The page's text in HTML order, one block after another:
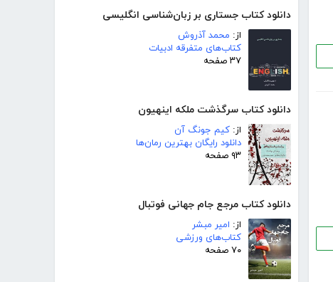
دانلود کتاب جستاری بر زبان‌شناسی انگلیسی
از: محمد آذروش
کتاب‌های متفرقه ادبیات
۳۷ صفحه
دانلود کتاب سرگذشت ملکه اینهیون
از: کیم جونگ آن
دانلود رایگان بهترین رمان‌ها
۹۳ صفحه
دانلود کتاب مرجع جام جهانی فوتبال
از: امیر مبشر
کتاب‌های ورزشی
۷۰ صفحه